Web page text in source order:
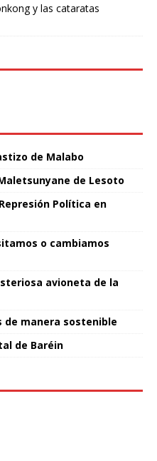
y las cataratas
de Malabo
de Lesoto
Política en
o cambiamos
avioneta de la
de manera sostenible
de Baréin